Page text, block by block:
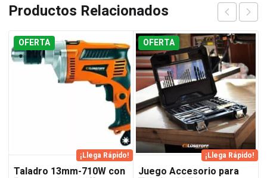
Productos Relacionados
OFERTA
¡Llega Rápido!
Taladro 13mm-710W con
OFERTA
¡Llega Rápido!
Juego Accesorio para